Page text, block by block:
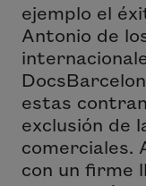
ejemplo el
Antonio de
estas
exclusión de
comerciales.
con un firme